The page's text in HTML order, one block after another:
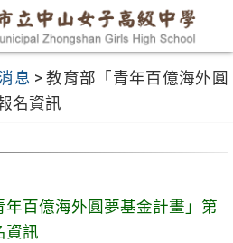
息 >教育部「青年百億海外圓
名資訊
年百億海外圓夢基金計畫」第
資訊